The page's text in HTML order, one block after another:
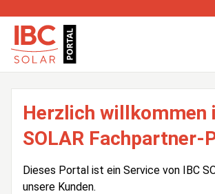
Herzlich willkommen
SOLAR Fachpartner-
Dieses Portal ist ein Service von IBC
unsere Kunden.